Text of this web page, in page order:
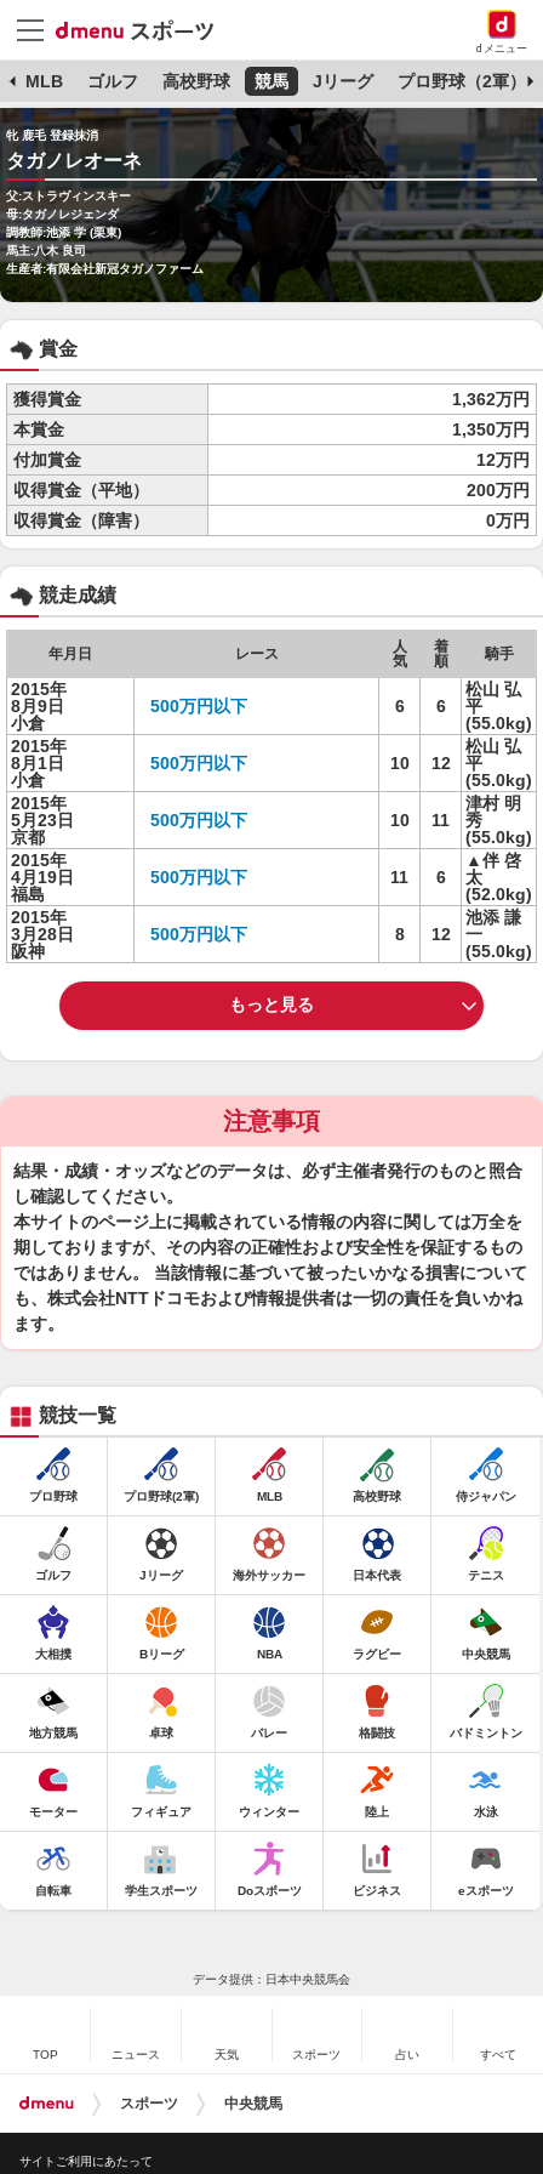
dメニュー
MLB ゴルフ 高校野球 競馬 Jリーグ プロ野球（2軍）
牝 鹿毛 登録抹消
タガノレオーネ
父:ストラヴィンスキー
母:タガノレジェンダ
調教師:池添 学 (栗東)
馬主:八木 良司
生産者:有限会社新冠タガノファーム
賞金
獲得賞金
1,362万円
本賞金
1,350万円
付加賞金
12万円
収得賞金（平地）
200万円
収得賞金（障害）
0万円
競走成績
年月日 レース
人
気
着
順
騎手
2015年
8月9日
小倉
500万円以下 6 6
松山 弘
平
(55.0kg)
2015年
8月1日
小倉
500万円以下 10 12
松山 弘
平
(55.0kg)
2015年
5月23日
京都
500万円以下 10 11
津村 明
秀
(55.0kg)
2015年
4月19日
福島
500万円以下 11 6
▲伴 啓
太
(52.0kg)
2015年
3月28日
阪神
500万円以下 8 12
池添 謙
一
(55.0kg)
もっと見る
注意事項
結果・成績・オッズなどのデータは、必ず主催者発行のものと照合
し確認してください。
本サイトのページ上に掲載されている情報の内容に関しては万全を
期しておりますが、その内容の正確性および安全性を保証するもの
ではありません。 当該情報に基づいて被ったいかなる損害について
も、株式会社NTTドコモおよび情報提供者は一切の責任を負いかね
ます。
競技一覧
プロ野球 プロ野球(2軍) MLB 高校野球 侍ジャパン
ゴルフ Jリーグ 海外サッカー 日本代表 テニス
大相撲 Bリーグ NBA ラグビー 中央競馬
地方競馬 卓球 バレー 格闘技 バドミントン
モーター フィギュア ウィンター 陸上 水泳
自転車 学生スポーツ Doスポーツ ビジネス eスポーツ
データ提供：日本中央競馬会
TOP ニュース 天気 スポーツ 占い すべて
スポーツ 中央競馬
サイトご利用にあたって